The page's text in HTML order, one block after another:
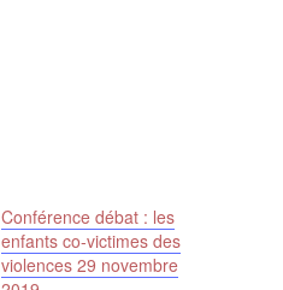
Conférence débat : les
enfants co-victimes des
violences 29 novembre